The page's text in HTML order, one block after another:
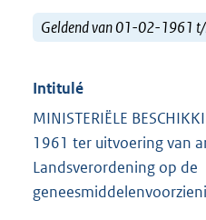
Geldend van 01-02-1961
Intitulé
MINISTERIËLE
1961 ter uitvoering van
Landsverordening op de